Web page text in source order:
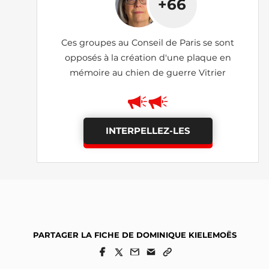
+66
Ces groupes au Conseil de Paris se sont
opposés à la création d'une plaque en
mémoire au chien de guerre Vitrier
INTERPELLEZ-LES
PARTAGER LA FICHE DE DOMINIQUE KIELEMOËS